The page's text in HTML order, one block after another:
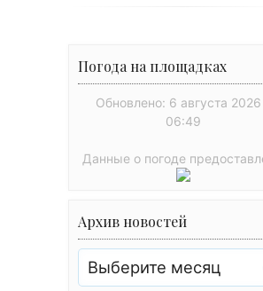
Погода на площадках
Обновлено: 6 августа 2026
06:49
Данные о погоде
Архив новостей
Архив
новостей